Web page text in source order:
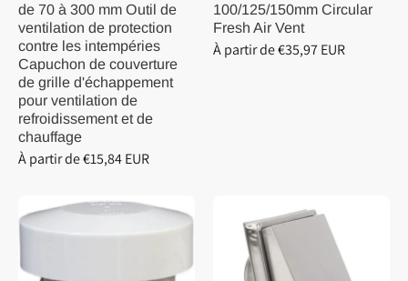
de 70 à 300 mm Outil de
ventilation de protection
contre les intempéries
Capuchon de couverture
de grille d'échappement
pour ventilation de
refroidissement et de
chauffage
À partir de €15,84 EUR
100/125/150mm Circular
Fresh Air Vent
À partir de €35,97 EUR